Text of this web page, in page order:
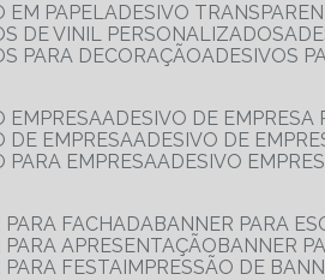
EM PAPEL
ADESIVO
DE VINIL PERSONALIZADOS
PARA DECORAÇÃO
ADESIVOS
EMPRESA
ADESIVO DE
DE EMPRESA
ADESIVO DE
PARA EMPRESA
ADESIVO
PARA FACHADA
BANNER PARA
PARA APRESENTAÇÃO
BANNER
PARA FESTA IMPRESSÃO DE